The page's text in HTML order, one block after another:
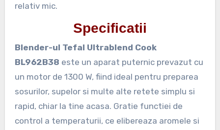
relativ mic.
Specificatii
Blender-ul Tefal Ultrablend Cook
BL962B38 este un aparat puternic prevazut cu
un motor de 1300 W, fiind ideal pentru preparea
sosurilor, supelor si multe alte retete simplu si
rapid, chiar la tine acasa. Gratie functiei de
control a temperaturii, ce elibereaza aromele si